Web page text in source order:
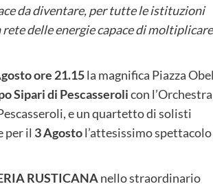
da diventare, per tutte le istituzioni
delle energie capace di
ore 21.15la magnifica Piazza
Sipari di Pescasserolicon l’Orchestra
e un quartetto di solisti
per il 3 Agostol’attesissimo spettacolo
RUSTICANAnello straordinario